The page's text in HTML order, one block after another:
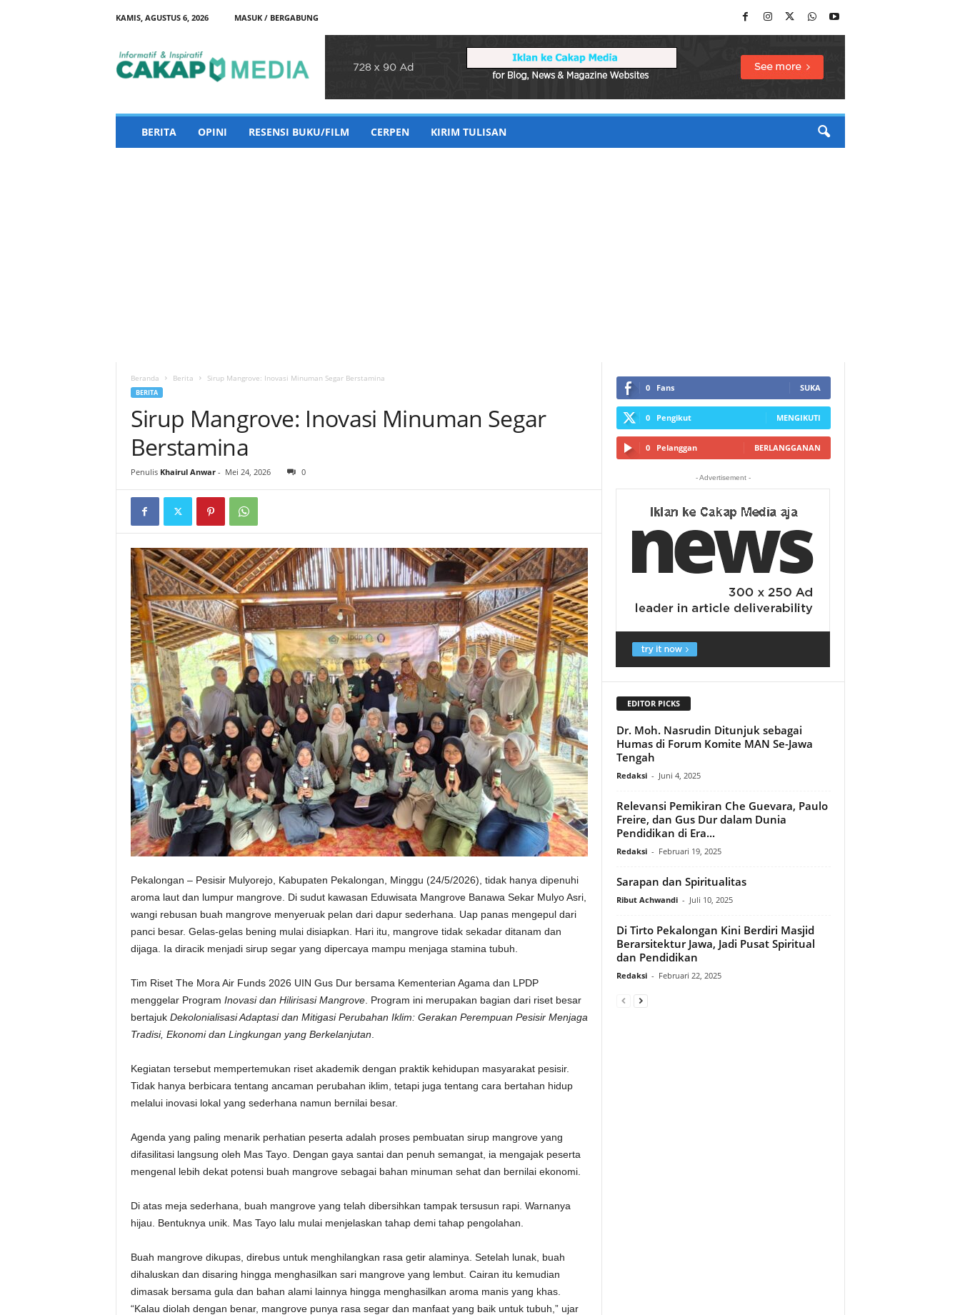
KAMIS, AGUSTUS 6, 2026
MASUK / BERGABUNG
k
a
BERITA OPINI RESENSI BUKU/FILM CERPEN KIRIM TULISAN
Beranda Berita Sirup Mangrove: Inovasi Minuman Segar Berstamina
BERITA
Sirup Mangrove: Inovasi Minuman Segar
Berstamina
Penulis Khairul Anwar- Mei 24, 2026 0
Pekalongan – Pesisir Mulyorejo, Kabupaten Pekalongan, Minggu (24/5/2026), tidak hanya dipenuhi
aroma laut dan lumpur mangrove. Di sudut kawasan Eduwisata Mangrove Banawa Sekar Mulyo Asri,
wangi rebusan buah mangrove menyeruak pelan dari dapur sederhana. Uap panas mengepul dari
panci besar. Gelas-gelas bening mulai disiapkan. Hari itu, mangrove tidak sekadar ditanam dan
dijaga. Ia diracik menjadi sirup segar yang dipercaya mampu menjaga stamina tubuh.
Tim Riset The Mora Air Funds 2026 UIN Gus Dur bersama Kementerian Agama dan LPDP
menggelar Program Inovasi dan Hilirisasi Mangrove. Program ini merupakan bagian dari riset besar
bertajuk Dekolonialisasi Adaptasi dan Mitigasi Perubahan Iklim: Gerakan Perempuan Pesisir Menjaga
Tradisi, Ekonomi dan Lingkungan yang Berkelanjutan
Kegiatan tersebut mempertemukan riset akademik dengan praktik kehidupan masyarakat pesisir.
Tidak hanya berbicara tentang ancaman perubahan iklim, tetapi juga tentang cara bertahan hidup
melalui inovasi lokal yang sederhana namun bernilai besar.
Agenda yang paling menarik perhatian peserta adalah proses pembuatan sirup mangrove yang
difasilitasi langsung oleh Mas Tayo. Dengan gaya santai dan penuh semangat, ia mengajak peserta
mengenal lebih dekat potensi buah mangrove sebagai bahan minuman sehat dan bernilai ekonomi.
Di atas meja sederhana, buah mangrove yang telah dibersihkan tampak tersusun rapi. Warnanya
hijau. Bentuknya unik. Mas Tayo lalu mulai menjelaskan tahap demi tahap pengolahan.
Buah mangrove dikupas, direbus untuk menghilangkan rasa getir alaminya. Setelah lunak, buah
dihaluskan dan disaring hingga menghasilkan sari mangrove yang lembut. Cairan itu kemudian
dimasak bersama gula dan bahan alami lainnya hingga menghasilkan aroma manis yang khas.
“Kalau diolah dengan benar, mangrove punya rasa segar dan manfaat yang baik untuk tubuh,” ujar
0 Fans SUKA
0 Pengikut MENGIKUTI
0 Pelanggan BERLANGGANAN
- Advertisement -
EDITOR PICKS
Dr. Moh. Nasrudin Ditunjuk sebagai
Humas di Forum Komite MAN Se-Jawa
Tengah
Redaksi - Juni 4, 2025
Relevansi Pemikiran Che Guevara, Paulo
Freire, dan Gus Dur dalam Dunia
Pendidikan di Era...
Redaksi - Februari 19, 2025
Sarapan dan Spiritualitas
Ribut Achwandi - Juli 10, 2025
Di Tirto Pekalongan Kini Berdiri Masjid
Berarsitektur Jawa, Jadi Pusat Spiritual
dan Pendidikan
Redaksi - Februari 22, 2025